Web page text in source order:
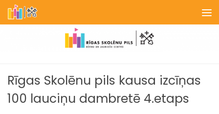
Skip to content
Rīgas Skolēnu pils kausa izcīņas
100 lauciņu dambretē 4.etaps